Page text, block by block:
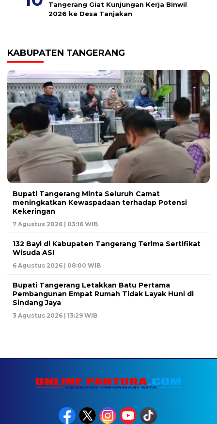
Tangerang Giat Kunjungan Kerja Binwil
2026 ke Desa Tanjakan
KABUPATEN TANGERANG
Bupati Tangerang Minta Seluruh Camat
meningkatkan Kewaspadaan terhadap Potensi
Kekeringan
7 Agustus 2026 | 03:16 WIB
132 Bayi di Kabupaten Tangerang Terima Sertifikat
Wisuda ASI
6 Agustus 2026 | 08:00 WIB
Bupati Tangerang Letakkan Batu Pertama
Pembangunan Empat Rumah Tidak Layak Huni di
Sindang Jaya
3 Agustus 2026 | 13:29 WIB